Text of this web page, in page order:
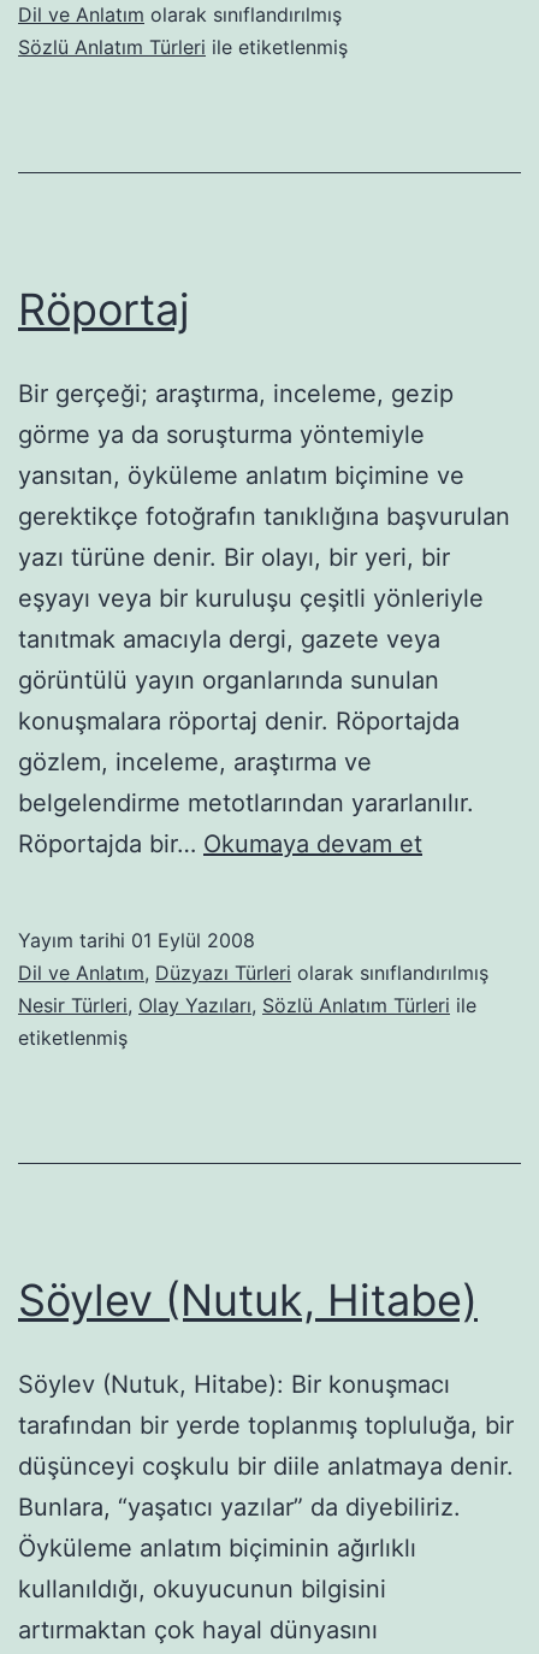
Dil ve Anlatım olarak sınıflandırılmış
Sözlü Anlatım Türleri ile etiketlenmiş
Röportaj
Bir gerçeği; araştırma, inceleme, gezip
görme ya da soruşturma yöntemiyle
yansıtan, öyküleme anlatım biçimine ve
gerektikçe fotoğrafın tanıklığına başvurulan
yazı türüne denir. Bir olayı, bir yeri, bir
eşyayı veya bir kuruluşu çeşitli yönleriyle
tanıtmak amacıyla dergi, gazete veya
görüntülü yayın organlarında sunulan
konuşmalara röportaj denir. Röportajda
gözlem, inceleme, araştırma ve
belgelendirme metotlarından yararlanılır.
Röportajda bir… Okumaya devam etRöportaj
Yayım tarihi 01 Eylül 2008
Dil ve Anlatım, Düzyazı Türleri olarak sınıflandırılmış
Nesir Türleri, Olay Yazıları, Sözlü Anlatım Türleri ile
etiketlenmiş
Söylev (Nutuk, Hitabe)
Söylev (Nutuk, Hitabe): Bir konuşmacı
tarafından bir yerde toplanmış topluluğa, bir
düşünceyi coşkulu bir diile anlatmaya denir.
Bunlara, “yaşatıcı yazılar” da diyebiliriz.
Öyküleme anlatım biçiminin ağırlıklı
kullanıldığı, okuyucunun bilgisini
artırmaktan çok hayal dünyasını